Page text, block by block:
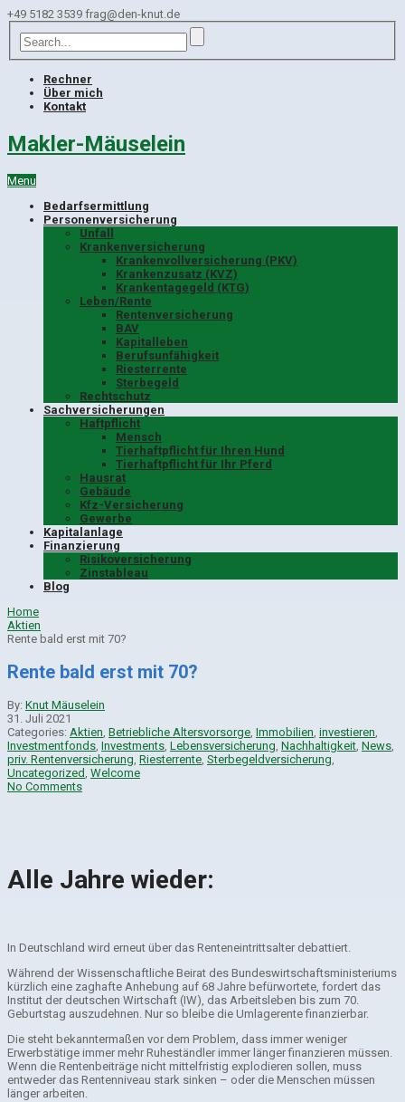
+49 5182 3539 frag@den-knut.de
Rechner
Über mich
Kontakt
Makler-Mäuselein
Menu
Bedarfsermittlung
Personenversicherung
Unfall
Krankenversicherung
Krankenvollversicherung (PKV)
Krankenzusatz (KVZ)
Krankentagegeld (KTG)
Leben/Rente
Rentenversicherung
BAV
Kapitalleben
Berufsunfähigkeit
Riesterrente
Sterbegeld
Rechtschutz
Sachversicherungen
Haftpflicht
Mensch
Tierhaftpflicht für Ihren Hund
Tierhaftpflicht für Ihr Pferd
Hausrat
Gebäude
Kfz-Versicherung
Gewerbe
Kapitalanlage
Finanzierung
Risikoversicherung
Zinstableau
Blog
Home
Aktien
Rente bald erst mit 70?
Rente bald erst mit 70?
By: Knut Mäuselein
31. Juli 2021
Categories: Aktien Betriebliche Altersvorsorge Immobilien investieren
Investmentfonds Investments Lebensversicherung Nachhaltigkeit News
priv. Rentenversicherung Riesterrente Sterbegeldversicherung
Uncategorized Welcome
No Comments
Alle Jahre wieder:
In Deutschland wird erneut über das Renteneintrittsalter debattiert.
Während der Wissenschaftliche Beirat des Bundeswirtschaftsministeriums
kürzlich eine zaghafte Anhebung auf 68 Jahre befürwortete, fordert das
Institut der deutschen Wirtschaft (IW), das Arbeitsleben bis zum 70.
Geburtstag auszudehnen. Nur so bleibe die Umlagerente finanzierbar.
Die steht bekanntermaßen vor dem Problem, dass immer weniger
Erwerbstätige immer mehr Ruheständler immer länger finanzieren müssen.
Wenn die Rentenbeiträge nicht mittelfristig explodieren sollen, muss
entweder das Rentenniveau stark sinken – oder die Menschen müssen
länger arbeiten.